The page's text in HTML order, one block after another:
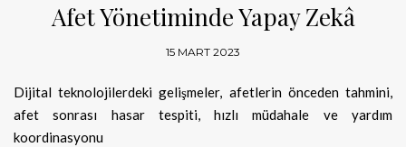
Afet Yönetiminde Yapay Zekâ
15 MART 2023
Dijital teknolojilerdeki gelişmeler, afetlerin önceden tahmini,
afet sonrası hasar tespiti, hızlı müdahale ve yardım
koordinasyonu